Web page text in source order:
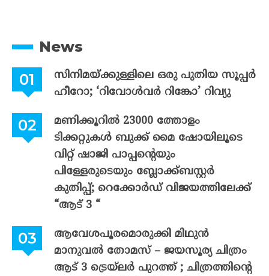
News
സിനിമയ്ക്കുള്ളിലെ ഒരു പുതിയ സൂപ്പർ
ഹീറോ; ‘റിവോൾവർ റിങ്കോ’ റിവ്യു
മണിക്കൂറിൽ 23000 ത്തോളം
ടിക്കറ്റുകൾ ബുക്ക് മൈ ഷോയിലൂടെ
വിറ്റ് ഷാജി പാപ്പന്റെയും
പിള്ളേരുടെയും ബ്ലോക്ക്ബസ്റ്റർ
കുതിപ്പ്; റെക്കോർഡ് വിജയത്തിലേക്ക്
“ആട് 3 “
ആവേശപൂരമൊരുക്കി മിഥുൻ
മാനുവൽ തോമസ് – ജയസൂര്യ ചിത്രം
ആട് 3 ട്രെയ്‌ലർ പുറത്ത് ; ചിത്രത്തിന്റെ